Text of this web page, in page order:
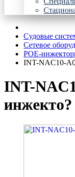
Судовые
Сетевое
POE-
INT-NAC10-
INT-